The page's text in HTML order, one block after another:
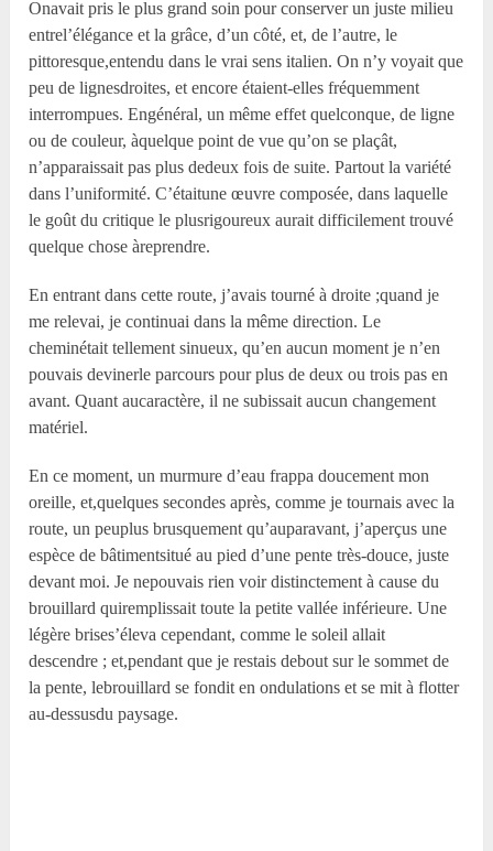
Onavait pris le plus grand soin pour conserver un juste milieu
entrel’élégance et la grâce, d’un côté, et, de l’autre, le
pittoresque,entendu dans le vrai sens italien. On n’y voyait que
peu de lignesdroites, et encore étaient-elles fréquemment
interrompues. Engénéral, un même effet quelconque, de ligne
ou de couleur, àquelque point de vue qu’on se plaçât,
n’apparaissait pas plus dedeux fois de suite. Partout la variété
dans l’uniformité. C’étaitune œuvre composée, dans laquelle
le goût du critique le plusrigoureux aurait difficilement trouvé
quelque chose àreprendre.
En entrant dans cette route, j’avais tourné à droite ;quand je
me relevai, je continuai dans la même direction. Le
cheminétait tellement sinueux, qu’en aucun moment je n’en
pouvais devinerle parcours pour plus de deux ou trois pas en
avant. Quant aucaractère, il ne subissait aucun changement
matériel.
En ce moment, un murmure d’eau frappa doucement mon
oreille, et,quelques secondes après, comme je tournais avec la
route, un peuplus brusquement qu’auparavant, j’aperçus une
espèce de bâtimentsitué au pied d’une pente très-douce, juste
devant moi. Je nepouvais rien voir distinctement à cause du
brouillard quiremplissait toute la petite vallée inférieure. Une
légère brises’éleva cependant, comme le soleil allait
descendre ; et,pendant que je restais debout sur le sommet de
la pente, lebrouillard se fondit en ondulations et se mit à flotter
au-dessusdu paysage.